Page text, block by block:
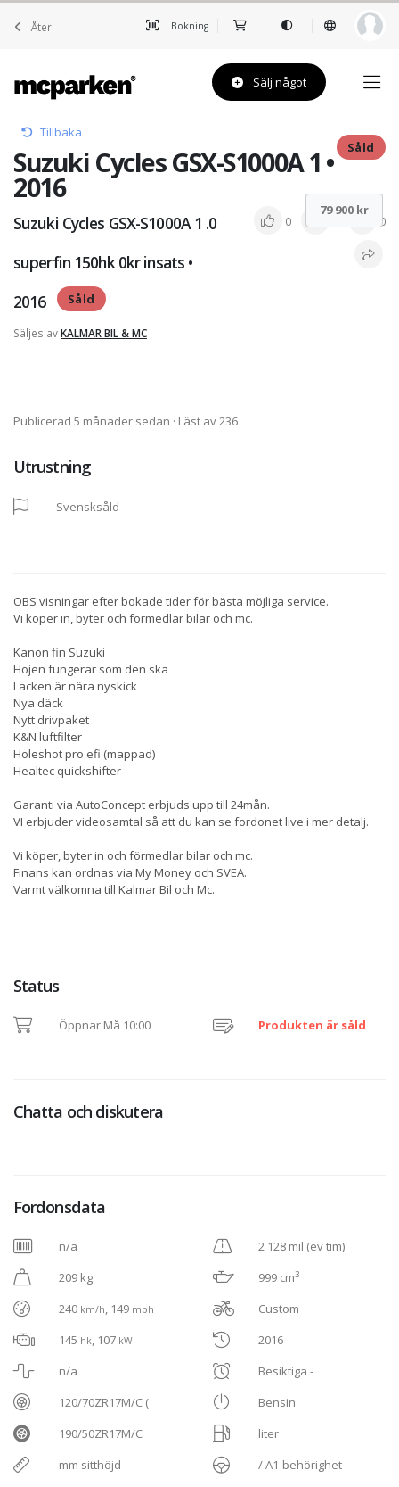
Åter Bokning
Sälj något
Tillbaka
Suzuki Cycles GSX-S1000A 1 •
2016
Såld
Suzuki Cycles GSX-S1000A 1 .0
superfin 150hk 0kr insats •
2016
Såld
0 0
Säljes avKALMAR BIL & MC
79 900 kr
Publicerad 5 månader sedan · Läst av 236
Utrustning
Svensksåld
OBS visningar efter bokade tider för bästa möjliga service.
Vi köper in, byter och förmedlar bilar och mc.
Kanon fin Suzuki
Hojen fungerar som den ska
Lacken är nära nyskick
Nya däck
Nytt drivpaket
K&N luftfilter
Holeshot pro efi (mappad)
Healtec quickshifter
Garanti via AutoConcept erbjuds upp till 24mån.
VI erbjuder videosamtal så att du kan se fordonet live i mer detalj.
Vi köper, byter in och förmedlar bilar och mc.
Finans kan ordnas via My Money och SVEA.
Varmt välkomna till Kalmar Bil och Mc.
Status
Öppnar Må 10:00 Produkten är såld
Chatta och diskutera
Fordonsdata
n/a
209 kg
240 km/h, 149 mph
145 hk, 107 kW
n/a
120/70ZR17M/C (
190/50ZR17M/C
mm sitthöjd
2 128 mil (ev tim)
999 cm3
Custom
2016
Besiktiga -
Bensin
liter
/ A1-behörighet